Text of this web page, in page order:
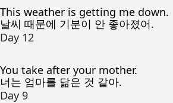
This weather is getting me down.
날씨 때문에 기분이 안 좋아졌어.
Day 12
You take after your mother.
너는 엄마를 닮은 것 같아.
Day 9